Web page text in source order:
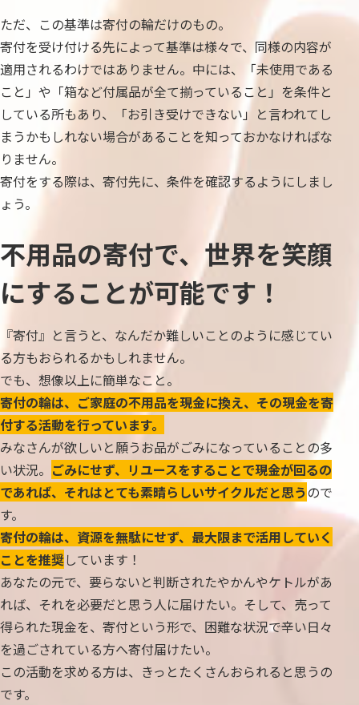
ただ、この基準は寄付の輪だけのもの。
寄付を受け付ける先によって基準は様々で、同様の内容が
適用されるわけではありません。中には、「未使用である
こと」や「箱など付属品が全て揃っていること」を条件と
している所もあり、「お引き受けできない」と言われてし
まうかもしれない場合があることを知っておかなければな
りません。
寄付をする際は、寄付先に、条件を確認するようにしまし
ょう。
不用品の寄付で、世界を笑顔
にすることが可能です！
『寄付』と言うと、なんだか難しいことのように感じてい
る方もおられるかもしれません。
でも、想像以上に簡単なこと。
寄付の輪は、ご家庭の不用品を現金に換え、その現金を寄
付する活動を行っています。
みなさんが欲しいと願うお品がごみになっていることの多
い状況。 ごみにせず、リユースをすることで現金が回るの
であれば、それはとても素晴らしいサイクルだと思うので
す。
寄付の輪は、資源を無駄にせず、最大限まで活用していく
ことを推奨しています！
あなたの元で、要らないと判断されたやかんやケトルがあ
れば、それを必要だと思う人に届けたい。そして、売って
得られた現金を、寄付という形で、困難な状況で辛い日々
を過ごされている方へ寄付届けたい。
この活動を求める方は、きっとたくさんおられると思うの
です。